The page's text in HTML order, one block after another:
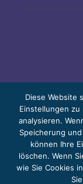
© 2026
Der Inhalt
Diese Website
Einstellungen
analysieren.
Speicherung
können Ihre
löschen. Wenn
wie Sie Cookies